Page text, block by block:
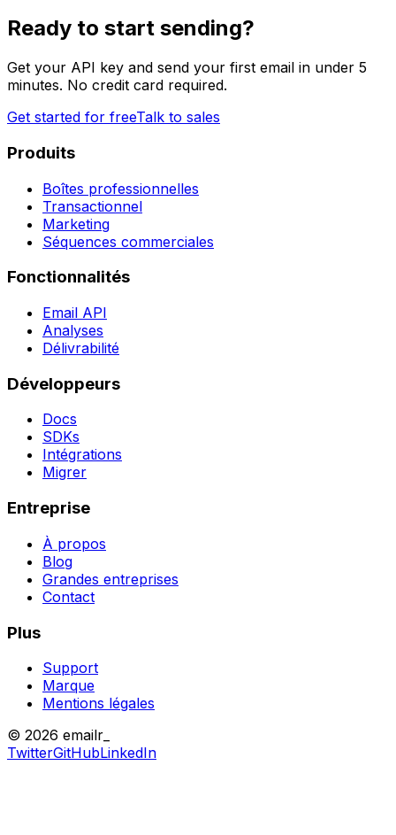
Ready to start sending?
Get your API key and send your first email in under 5
minutes. No credit card required.
Get started for freeTalk to sales
Produits
Boîtes professionnelles
Transactionnel
Marketing
Séquences commerciales
Fonctionnalités
Email API
Analyses
Délivrabilité
Développeurs
Docs
SDKs
Intégrations
Migrer
Entreprise
À propos
Blog
Grandes entreprises
Contact
Plus
Support
Marque
Mentions légales
© 2026 emailr_
TwitterGitHubLinkedIn